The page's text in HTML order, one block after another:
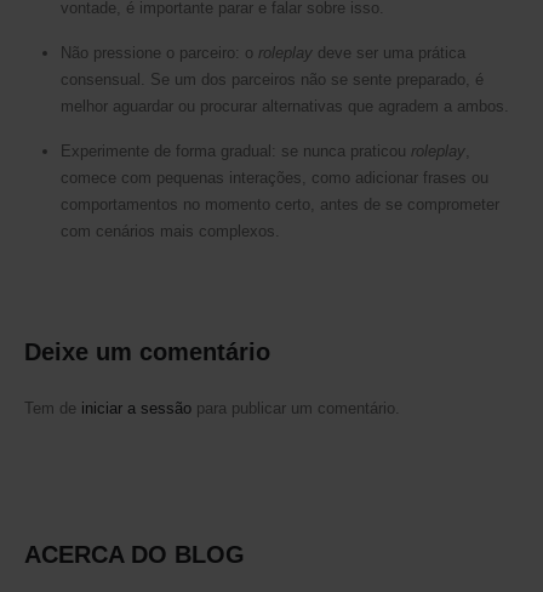
vontade, é importante parar e falar sobre isso.
Não pressione o parceiro: o roleplaydeve ser uma prática
consensual. Se um dos parceiros não se sente preparado, é
melhor aguardar ou procurar alternativas que agradem a ambos.
Experimente de forma gradual: se nunca praticou roleplay,
comece com pequenas interações, como adicionar frases ou
comportamentos no momento certo, antes de se comprometer
com cenários mais complexos.
Deixe um comentário
Tem de iniciar a sessão para publicar um comentário.
ACERCA DO BLOG
SUBSCREVA A NOSSA NEWSLETTER
10% de desconto na sua compra.
Este site é protegido pelo reCAPTCHA e aplica-se a